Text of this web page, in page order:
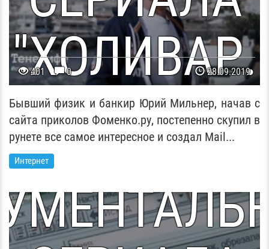
"ХОЛИВАР.
401 0 28.09.2019
Бывший физик и банкир Юрий Мильнер, начав с
сайта приколов Фоменко.ру, постепенно скупил в
рунете все самое интересное и создал Mail...
Интернет